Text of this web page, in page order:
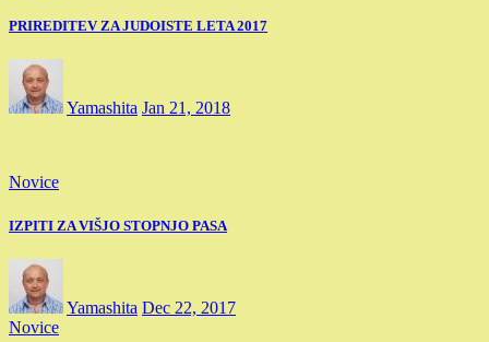
PRIREDITEV ZA JUDOISTE LETA 2017
Yamashita Jan 21, 2018
Novice
IZPITI ZA VIŠJO STOPNJO PASA
Yamashita Dec 22, 2017
Novice